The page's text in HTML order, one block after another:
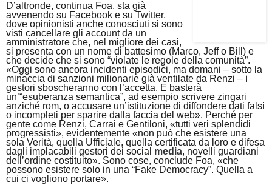
D’altronde, continua Foa, sta già
avvenendo su Facebook e su Twitter,
dove opinionisti anche conosciuti si sono
visti cancellare gli account da un
amministratore che, nel migliore dei casi,
si presenta con un nome di battesimo (Marco, Jeff o Bill) e
che decide che si sono “violate le regole della comunità”.
«Oggi sono ancora incidenti episodici, ma domani – sotto la
minaccia di sanzioni milionarie già ventilate da Renzi – i
gestori sboscheranno con l’accetta. E basterà
un’“esuberanza semantica”, ad esempio scrivere zingari
anziché rom, o accusare un’istituzione di diffondere dati falsi
o incompleti per sparire dalla faccia del web». Perché per
gente come Renzi, Carrai e Gentiloni, «tutti veri splendidi
progressisti», evidentemente «non può che esistere una
sola Verità, quella Ufficiale, quella certificata da loro e difesa
dagli implacabili gestori dei social media, novelli guardiani
dell’ordine costituito». Sono cose, conclude Foa, «che
possono esistere solo in una “Fake Democracy”. Quella a
cui ci vogliono portare».